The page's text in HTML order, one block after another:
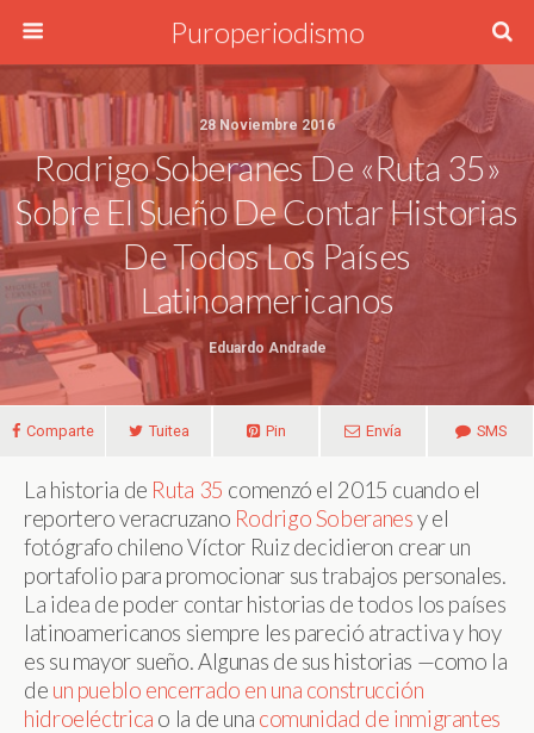
Puroperiodismo
28 Noviembre 2016
Rodrigo Soberanes De «Ruta 35»
Sobre El Sueño De Contar Historias
De Todos Los Países
Latinoamericanos
Eduardo Andrade
Comparte Tuitea Pin Envía SMS
La historia de Ruta 35 comenzó el 2015 cuando el
reportero veracruzano Rodrigo Soberanesy el
fotógrafo chileno Víctor Ruiz decidieron crear un
portafolio para promocionar sus trabajos personales.
La idea de poder contar historias de todos los países
latinoamericanos siempre les pareció atractiva y hoy
es su mayor sueño. Algunas de sus historias —como la
de un pueblo encerrado en una construcción
hidroeléctrica o la de una comunidad de inmigrantes